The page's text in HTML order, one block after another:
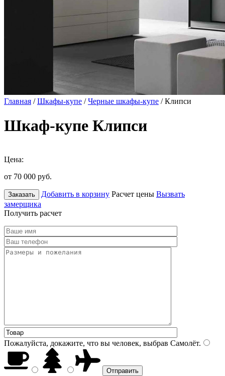
Главная /Шкафы-купе /Черные шкафы-купе / Клипси
Шкаф-купе Клипси
Цена:
от 70 000 руб.
Заказать Добавить в корзину Расчет цены Вызвать
замерщика
Получить расчет
Пожалуйста, докажите, что вы человек, выбрав Самолёт.